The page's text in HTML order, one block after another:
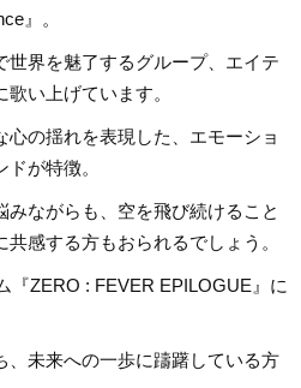
』。
世界を魅了するグループ、エイテ
い上げています。
の揺れを表現した、エモーショ
が特徴。
ながらも、空を飛び続けること
感する方もおられるでしょう。
『ZERO : FEVER EPILOGUE』に
、未来への一歩に躊躇している方